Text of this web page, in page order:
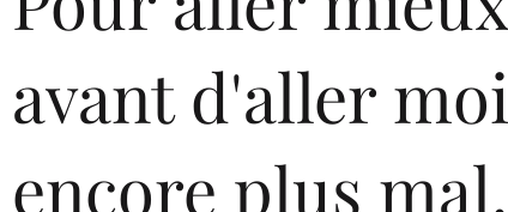
avant d'aller
encore plus